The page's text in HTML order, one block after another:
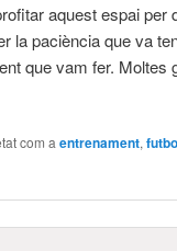
aquest espai per
la paciència que va
que vam fer. Moltes
com a entrenament,